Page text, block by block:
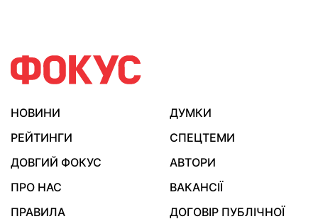
НОВИНИ
ДУМКИ
РЕЙТИНГИ
СПЕЦТЕМИ
ДОВГИЙ ФОКУС
АВТОРИ
ПРО НАС
ВАКАНСІЇ
ПРАВИЛА
ДОГОВІР ПУБЛІЧНОЇ